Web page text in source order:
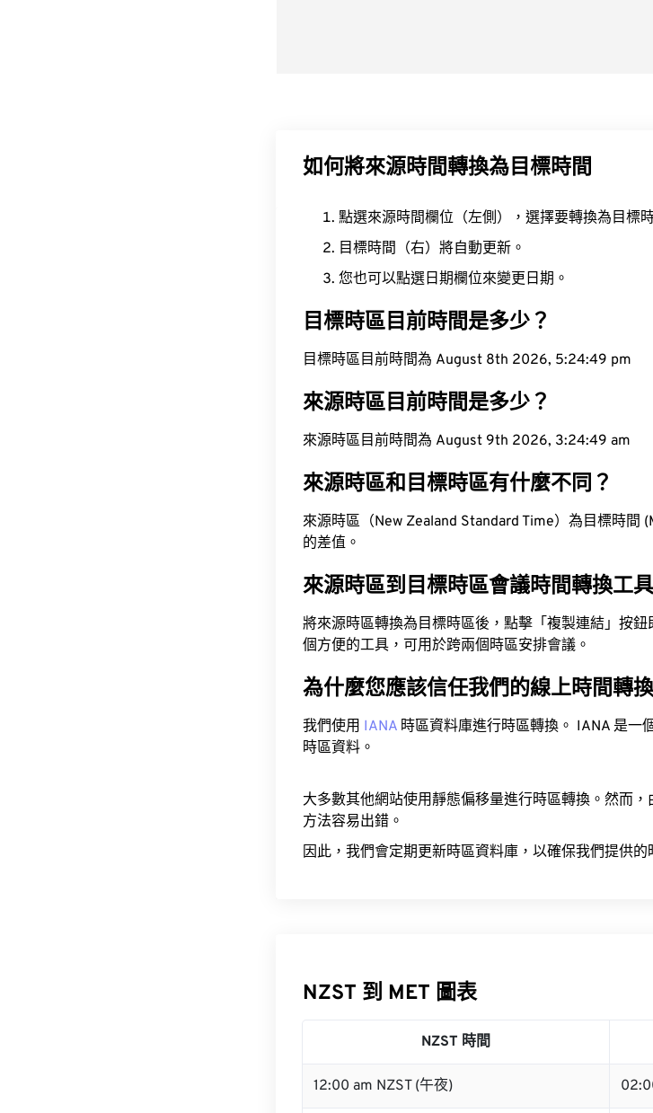
如何將來源時間轉換為目標時間
點選來源時間欄位（左側），選擇要轉換為目標
目標時間（右）將自動更新。
您也可以點選日期欄位來變更日期。
目標時區目前時間是多少？
目標時區目前時間為 August 8th 2026, 5:24:50 pm
來源時區目前時間是多少？
來源時區目前時間為 August 9th 2026, 3:24:50 am
來源時區和目標時區有什麼不同？
來源時區（New Zealand Standard Time）為目標時間
的差值。
來源時區到目標時區會議時間轉換工具
將來源時區轉換為目標時區後，點擊「複製連結」按
個方便的工具，可用於跨兩個時區安排會議。
為什麼您應該信任我們的線上時間轉
我們使用 IANA 時區資料庫進行時區轉換。 IANA 是一
時區資料。
大多數其他網站使用靜態偏移量進行時區轉換。然而
方法容易出錯。
因此，我們會定期更新時區資料庫，以確保我們提供的
NZST 到 MET 圖表
NZST 時間
12:00 am NZST (午夜)